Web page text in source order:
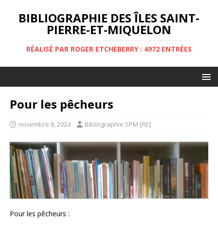
BIBLIOGRAPHIE DES ÎLES SAINT-
PIERRE-ET-MIQUELON
RÉALISÉ PAR ROGER ETCHEBERRY : 4972 ENTRÉES
Pour les pêcheurs
novembre 8, 2024 Bibliographie SPM [RE]
Pour les pêcheurs :